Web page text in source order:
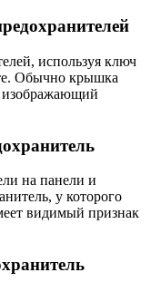
используя ключ
Обычно крышка
изображающий
на панели и
у которого
видимый признак